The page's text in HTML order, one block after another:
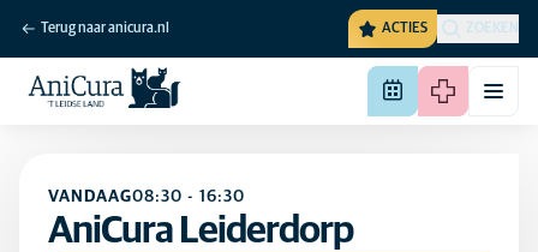
Terug naar anicura.nl ACTIES ZOEKEN
VANDAAG08:30 - 16:30
AniCura Leiderdorp